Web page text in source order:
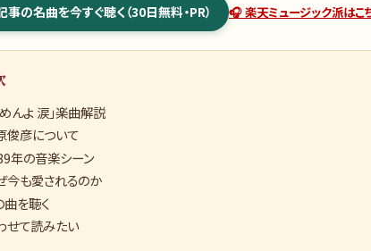
の名曲を今すぐ聴く（30日無料・PR） 🎧 楽天ミュージック派はこち
めんよ 涙」楽曲解説
俊彦について
年の音楽シーン
今も愛されるのか
曲を聴く
せて読みたい